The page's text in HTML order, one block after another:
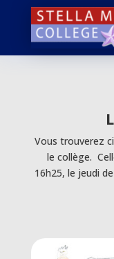
Vous trouverez
le collège.
16h25, le jeudi